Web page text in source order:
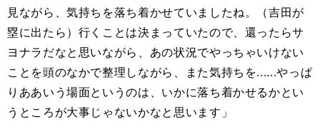
見ながら、気持ちを落ち着かせていましたね。（吉田が
塁に出たら）行くことは決まっていたので、還ったらサ
ヨナラだなと思いながら、あの状況でやっちゃいけない
ことを頭のなかで整理しながら、また気持ちを......やっぱ
りああいう場面というのは、いかに落ち着かせるかとい
うところが大事じゃないかなと思います」